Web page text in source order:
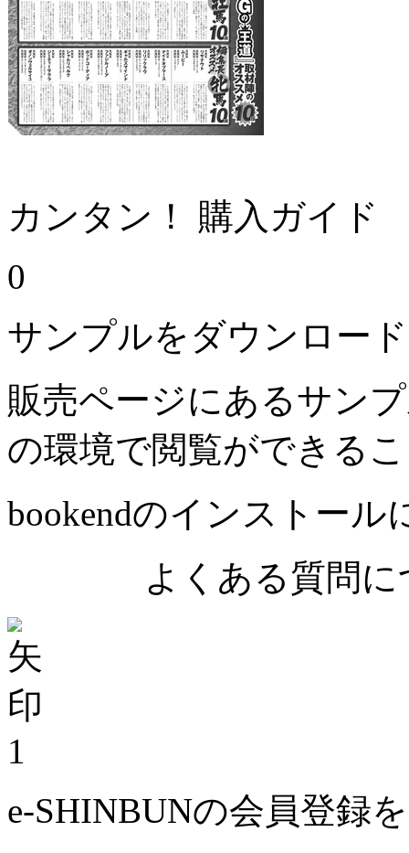
カンタン！ 購入ガイド
0
サンプルをダウンロー
販売ページにあるサン
の環境で閲覧ができる
bookendのインストール
よくある質問に
1
e-SHINBUNの会員登録